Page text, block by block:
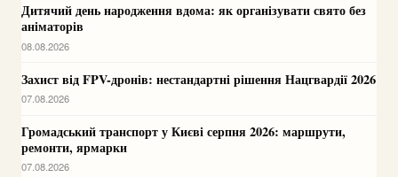
Дитячий день народження вдома: як організувати свято без
аніматорів
08.08.2026
Захист від FPV-дронів: нестандартні рішення Нацгвардії 2026
07.08.2026
Громадський транспорт у Києві серпня 2026: маршрути,
ремонти, ярмарки
07.08.2026